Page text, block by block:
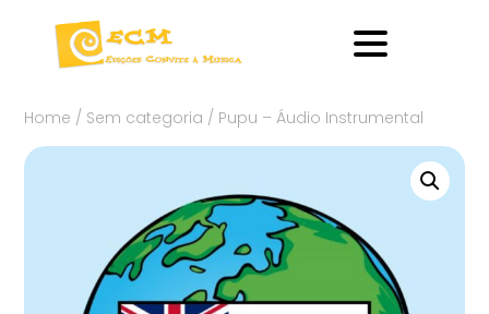
Home / Sem categoria / Pupu – Áudio Instrumental